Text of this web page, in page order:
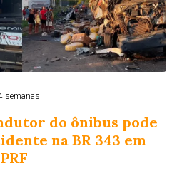
semanas
do ônibus pode
na BR 343 em